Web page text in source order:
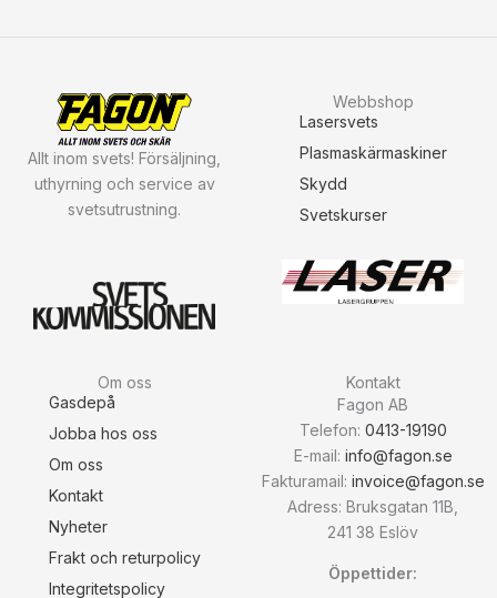
Allt inom svets! Försäljning,
uthyrning och service av
svetsutrustning.
Webbshop
Lasersvets
Plasmaskärmaskiner
Skydd
Svetskurser
Om oss
Gasdepå
Jobba hos oss
Om oss
Kontakt
Nyheter
Frakt och returpolicy
Integritetspolicy
Kontakt
Fagon AB
Telefon: 0413-19190
E-mail: info@fagon.se
Fakturamail: invoice@fagon.se
Adress: Bruksgatan 11B,
241 38 Eslöv
Öppettider: